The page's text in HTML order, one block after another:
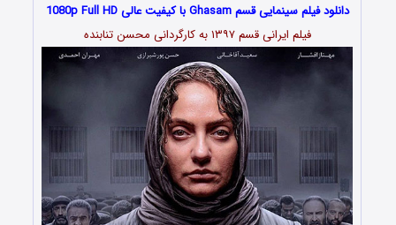
دانلود فیلم سینمایی قسم Ghasam با کیفیت عالی 1080p Full HD
فیلم ایرانی قسم ۱۳۹۷ به کارگردانی محسن تنابنده